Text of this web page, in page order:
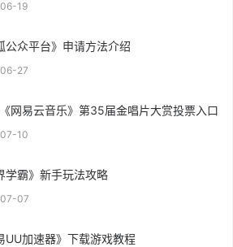
19
公众平台》申请方法介绍
27
网易云音乐》第35届金唱片大赏投票入口
10
学霸》新手玩法攻略
07
UU加速器》下载游戏教程